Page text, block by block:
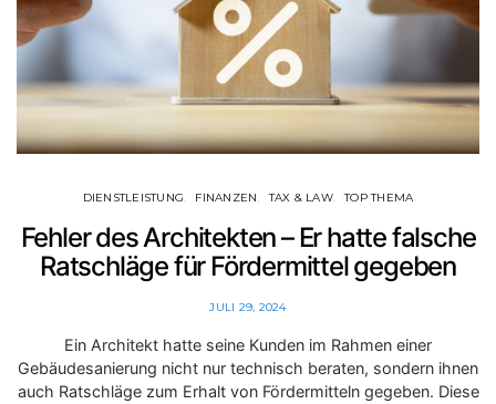
DIENSTLEISTUNG FINANZEN TAX & LAW TOP THEMA
Fehler des Architekten – Er hatte falsche
Ratschläge für Fördermittel gegeben
JULI 29, 2024
Ein Architekt hatte seine Kunden im Rahmen einer
Gebäudesanierung nicht nur technisch beraten, sondern ihnen
auch Ratschläge zum Erhalt von Fördermitteln gegeben. Diese